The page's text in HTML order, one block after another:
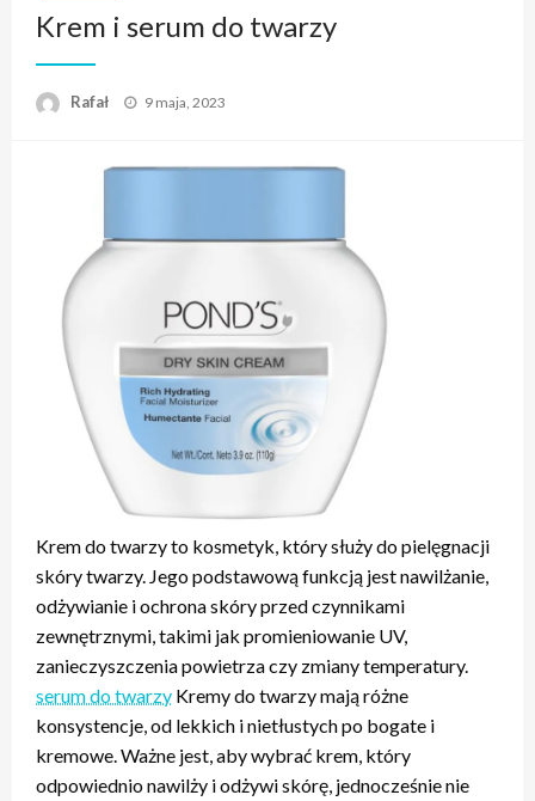
Krem i serum do twarzy
Rafał
Opublikowane
9 maja, 2023
Krem do twarzy to kosmetyk, który służy do pielęgnacji
skóry twarzy. Jego podstawową funkcją jest nawilżanie,
odżywianie i ochrona skóry przed czynnikami
zewnętrznymi, takimi jak promieniowanie UV,
zanieczyszczenia powietrza czy zmiany temperatury.
serum do twarzy Kremy do twarzy mają różne
konsystencje, od lekkich i nietłustych po bogate i
kremowe. Ważne jest, aby wybrać krem, który
odpowiednio nawilży i odżywi skórę, jednocześnie nie